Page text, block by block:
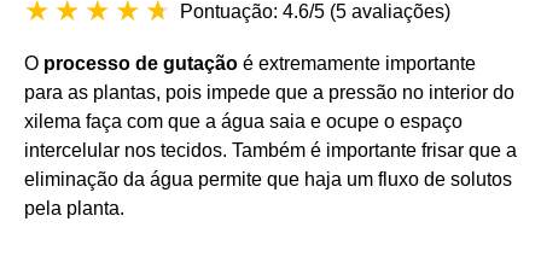
Pontuação: 4.6/5 (5 avaliações)
O processo de gutação é extremamente importante
para as plantas, pois impede que a pressão no interior do
xilema faça com que a água saia e ocupe o espaço
intercelular nos tecidos. Também é importante frisar que a
eliminação da água permite que haja um fluxo de solutos
pela planta.